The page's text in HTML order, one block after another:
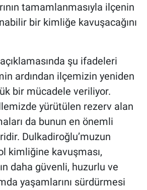
tamamlanmasıyla ilçenin
bir kimliğe kavuşacağını
şu ifadeleri
ardından ilçemizin yeniden
bir mücadele veriliyor.
yürütülen rezerv alan
da bunun en önemli
Dulkadiroğlu’muzun
kimliğine kavuşması,
daha güvenli, huzurlu ve
yaşamlarını sürdürmesi